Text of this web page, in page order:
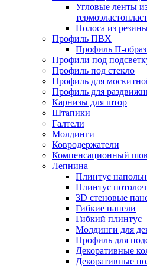
Угловые ленты
Полоса из
Профиль ПВХ
Профиль П-
Профили под
Профиль под стекло
Профиль для
Профиль для
Карнизы для штор
Штапики
Галтели
Молдинги
Ковродержатели
Компенсационный шов
Лепнина
Плинтус
Плинтус
3D стеновые
Гибкие панели
Гибкий плинтус
Молдинги для
Профиль для
Декоративные
Декоративные